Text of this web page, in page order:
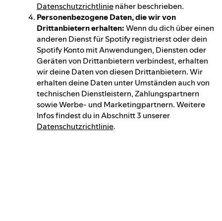
Datenschutzrichtlinienäher beschrieben.
Personenbezogene Daten, die wir von
Drittanbietern erhalten:Wenn du dich über einen
anderen Dienst für Spotify registrierst oder dein
Spotify Konto mit Anwendungen, Diensten oder
Geräten von Drittanbietern verbindest, erhalten
wir deine Daten von diesen Drittanbietern. Wir
erhalten deine Daten unter Umständen auch von
technischen Dienstleistern, Zahlungspartnern
sowie Werbe- und Marketingpartnern. Weitere
Infos findest du in Abschnitt 3 unserer
Datenschutzrichtlinie.